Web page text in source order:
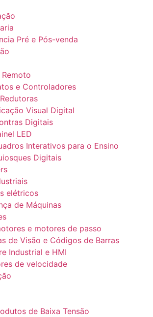
Pré e Pós-venda
e Controladores
Visual Digital
Digitais
LED
Interativos para o Ensino
Digitais
elétricos
de Máquinas
e motores de passo
de Visão e Códigos de Barras
Industrial e HMI
de velocidade
de Baixa Tensão